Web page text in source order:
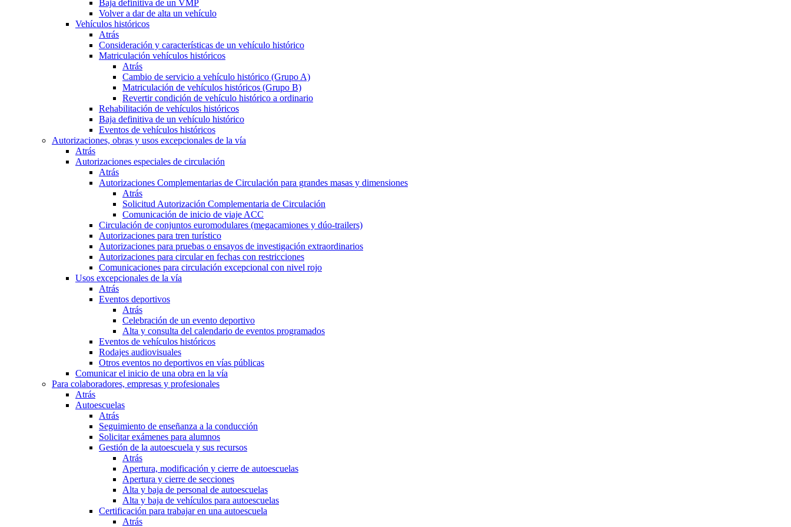
Baja definitiva de un VMP
Volver a dar de alta un vehículo
Vehículos históricos
Atrás
Consideración y características de un vehículo histórico
Matriculación vehículos históricos
Atrás
Cambio de servicio a vehículo histórico (Grupo A)
Matriculación de vehículos históricos (Grupo B)
Revertir condición de vehículo histórico a ordinario
Rehabilitación de vehículos históricos
Baja definitiva de un vehículo histórico
Eventos de vehículos históricos
Autorizaciones, obras y usos excepcionales de la vía
Atrás
Autorizaciones especiales de circulación
Atrás
Autorizaciones Complementarias de Circulación para grandes masas y dimensiones
Atrás
Solicitud Autorización Complementaria de Circulación
Comunicación de inicio de viaje ACC
Circulación de conjuntos euromodulares (megacamiones y dúo-trailers)
Autorizaciones para tren turístico
Autorizaciones para pruebas o ensayos de investigación extraordinarios
Autorizaciones para circular en fechas con restricciones
Comunicaciones para circulación excepcional con nivel rojo
Usos excepcionales de la vía
Atrás
Eventos deportivos
Atrás
Celebración de un evento deportivo
Alta y consulta del calendario de eventos programados
Eventos de vehículos históricos
Rodajes audiovisuales
Otros eventos no deportivos en vías públicas
Comunicar el inicio de una obra en la vía
Para colaboradores, empresas y profesionales
Atrás
Autoescuelas
Atrás
Seguimiento de enseñanza a la conducción
Solicitar exámenes para alumnos
Gestión de la autoescuela y sus recursos
Atrás
Apertura, modificación y cierre de autoescuelas
Apertura y cierre de secciones
Alta y baja de personal de autoescuelas
Alta y baja de vehículos para autoescuelas
Certificación para trabajar en una autoescuela
Atrás